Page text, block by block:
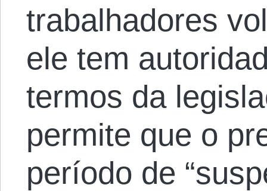
trabalhadores
ele tem
termos da
permite que o
período de